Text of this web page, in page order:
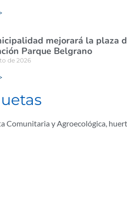
mejorará la plaza
Parque Belgrano
de 2026
Comunitaria y Agroecológica,